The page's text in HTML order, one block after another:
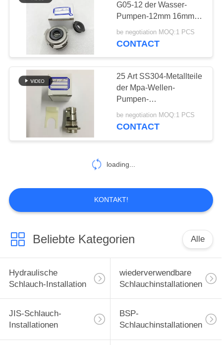
Metrische
Schlauchadapter
33
hydraulische
99
Gleitringdichtungen
96
G05-12 der Wasser-
Pumpen-12mm 16mm
CR
be negotiation MOQ:1 PCS
CONTACT
25 Art SS304-Metallteile
der Mpa-Wellen-
Pumpen-
Gleitringdichtungs-GLF
be negotiation MOQ:1 PCS
CONTACT
loading...
KONTAKT!
Beliebte Kategorien Alle
Hydraulische
Schlauch-Installation
wiederverwendbare
Schlauchinstallationen
JIS-Schlauch-
Installationen
BSP-
Schlauchinstallationen